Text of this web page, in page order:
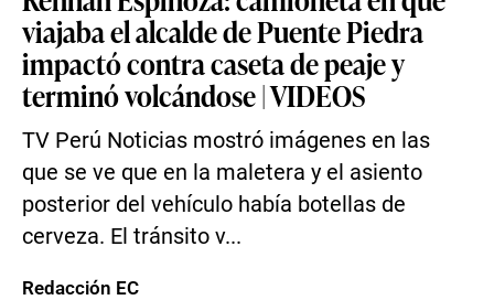
viajaba el alcalde de Puente Piedra
impactó contra caseta de peaje y
terminó volcándose | VIDEOS
TV Perú Noticias mostró imágenes en las
que se ve que en la maletera y el asiento
posterior del vehículo había botellas de
cerveza. El tránsito v...
Redacción EC